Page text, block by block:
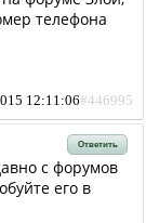
телефона
12:11:06#446995
Ответить
с форумов
его в